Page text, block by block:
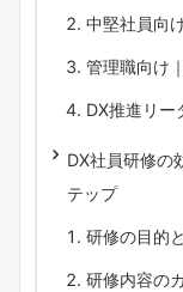
中堅社員向
管理職向け
DX推進リー
DX社員研修の
テップ
研修の目的
研修内容の